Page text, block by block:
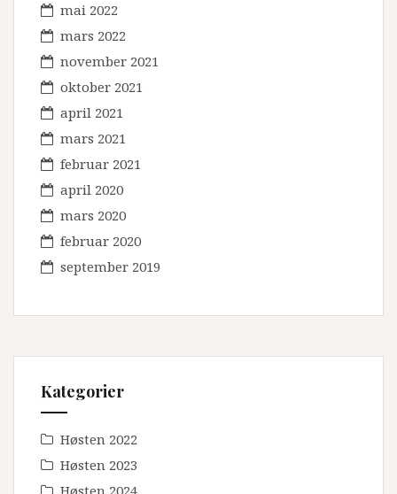
mai 2022
mars 2022
november 2021
oktober 2021
april 2021
mars 2021
februar 2021
april 2020
mars 2020
februar 2020
september 2019
Kategorier
Høsten 2022
Høsten 2023
Høsten 2024